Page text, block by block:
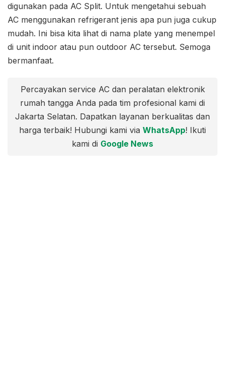
digunakan pada AC Split. Untuk mengetahui sebuah
AC menggunakan refrigerant jenis apa pun juga cukup
mudah. Ini bisa kita lihat di nama plate yang menempel
di unit indoor atau pun outdoor AC tersebut. Semoga
bermanfaat.
Percayakan service AC dan peralatan elektronik
rumah tangga Anda pada tim profesional kami di
Jakarta Selatan. Dapatkan layanan berkualitas dan
harga terbaik! Hubungi kami via WhatsApp! Ikuti
kami di Google News